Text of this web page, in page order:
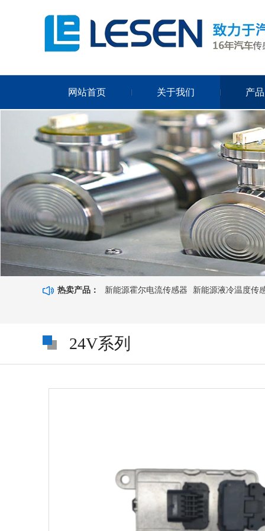
网站首页 关于我们 产
热卖产品： 新能源霍尔电流传感器 新能源液冷温度传
24V系列